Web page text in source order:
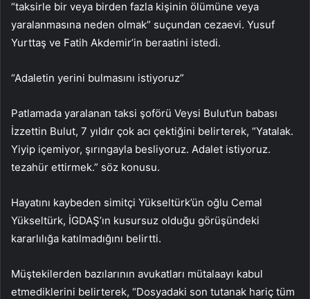
“taksirle bir veya birden fazla kişinin ölümüne veya
yaralanmasına neden olmak” suçundan cezaevi. Yusuf
Yurttaş ve Fatih Akdemir’in beraatini istedi.
“Adaletin yerini bulmasını istiyoruz”
Patlamada yaralanan taksi şoförü Veysi Bulut’un babası
İzzettin Bulut, 7 yıldır çok acı çektiğini belirterek, “Yatalak.
Yiyip içemiyor, şırıngayla besliyoruz. Adalet istiyoruz.
tezahür ettirmek.” söz konusu.
Hayatını kaybeden simitçi Yükseltürk’ün oğlu Cemal
Yükseltürk, İGDAŞ’ın kusursuz olduğu görüşündeki
kararlılığa katılmadığını belirtti.
Müştekilerden bazılarının avukatları mütalaayı kabul
etmediklerini belirterek, “Dosyadaki son tutanak hariç tüm